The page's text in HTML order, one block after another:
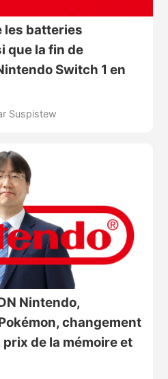
les batteries
que la fin de
Switch 1 en
Suspistew
Nintendo,
changement
de la mémoire et